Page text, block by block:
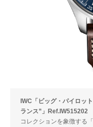
IWC「ビッグ・パイロッ
ランス”」Ref.IW515202
コレクションを象徴する